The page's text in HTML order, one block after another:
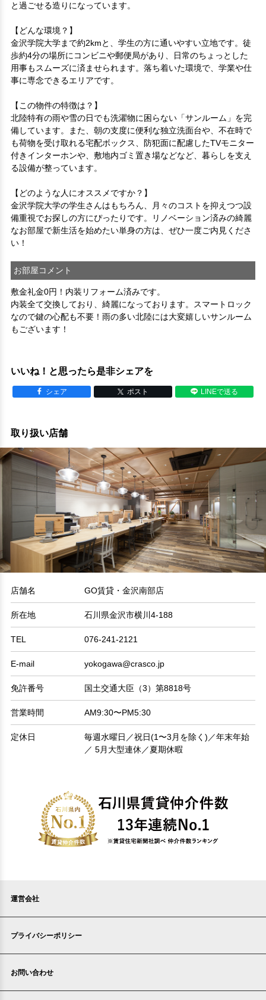
と過ごせる造りになっています。
【どんな環境？】
金沢学院大学まで約2kmと、学生の方に通いやすい立地です。徒
歩約4分の場所にコンビニや郵便局があり、日常のちょっとした
用事もスムーズに済ませられます。落ち着いた環境で、学業や仕
事に専念できるエリアです。
【この物件の特徴は？】
北陸特有の雨や雪の日でも洗濯物に困らない「サンルーム」を完
備しています。また、朝の支度に便利な独立洗面台や、不在時で
も荷物を受け取れる宅配ボックス、防犯面に配慮したTVモニター
付きインターホンや、敷地内ゴミ置き場などなど、暮らしを支え
る設備が整っています。
【どのような人にオススメですか？】
金沢学院大学の学生さんはもちろん、月々のコストを抑えつつ設
備重視でお探しの方にぴったりです。リノベーション済みの綺麗
なお部屋で新生活を始めたい単身の方は、ぜひ一度ご内見くださ
い！
お部屋コメント
敷金礼金0円！内装リフォーム済みです。
内装全て交換しており、綺麗になっております。スマートロック
なので鍵の心配も不要！雨の多い北陸には大変嬉しいサンルーム
もございます！
いいね！と思ったら是非シェアを
シェア ポスト LINEで送る
取り扱い店舗
店舗名 GO賃貸・金沢南部店
所在地 石川県金沢市横川4-188
TEL 076-241-2121
E-mail yokogawa@crasco.jp
免許番号 国土交通大臣（3）第8818号
営業時間 AM9:30〜PM5:30
定休日
毎週水曜日／祝日(1〜3月を除く)／年末年始
／ 5月大型連休／夏期休暇
運営会社
プライバシーポリシー
お問い合わせ